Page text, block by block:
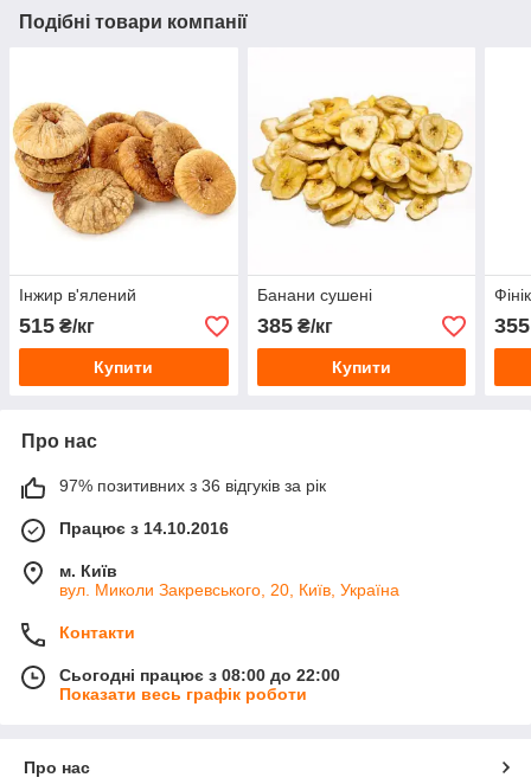
Подібні товари компанії
Інжир в'ялений
515 ₴/кг
Купити
Банани сушені
385₴/кг
Купити
355
Про нас
97% позитивних з 36 відгуків за рік
Працює з 14.10.2016
м. Київ
вул. Миколи Закревського, 20, Київ, Україна
Контакти
Сьогодні працює з 08:00 до 22:00
Показати весь графік роботи
Про нас